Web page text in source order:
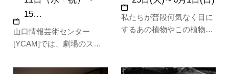
山口情報芸術センター
[YCAM]では、劇場のスク
世界の短編映画を上映する
15…
私たちが普段何気なく目に
するあの植物やこの植物、
は、2024年春の企画展「や